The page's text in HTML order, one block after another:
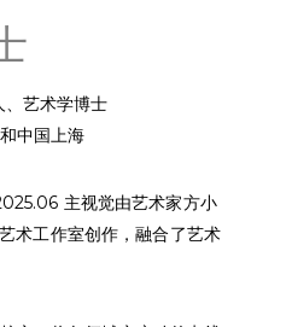
艺术学博士
中国上海
主视觉由艺术家方小
术工作室创作，融合了艺术